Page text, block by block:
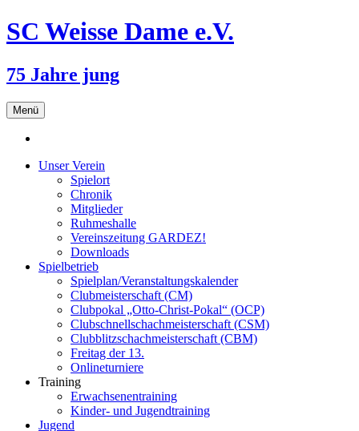
SC Weisse Dame e.V.
75 Jahre jung
Menü Zum
Inhalt
Unser Verein
Spielort
Chronik
Mitglieder
Ruhmeshalle
Vereinszeitung GARDEZ!
Downloads
Spielbetrieb
Spielplan/Veranstaltungskalender
Clubmeisterschaft (CM)
Clubpokal „Otto-Christ-Pokal“ (OCP)
Clubschnellschachmeisterschaft (CSM)
Clubblitzschachmeisterschaft (CBM)
Freitag der 13.
Onlineturniere
Training
Erwachsenentraining
Kinder- und Jugendtraining
Jugend